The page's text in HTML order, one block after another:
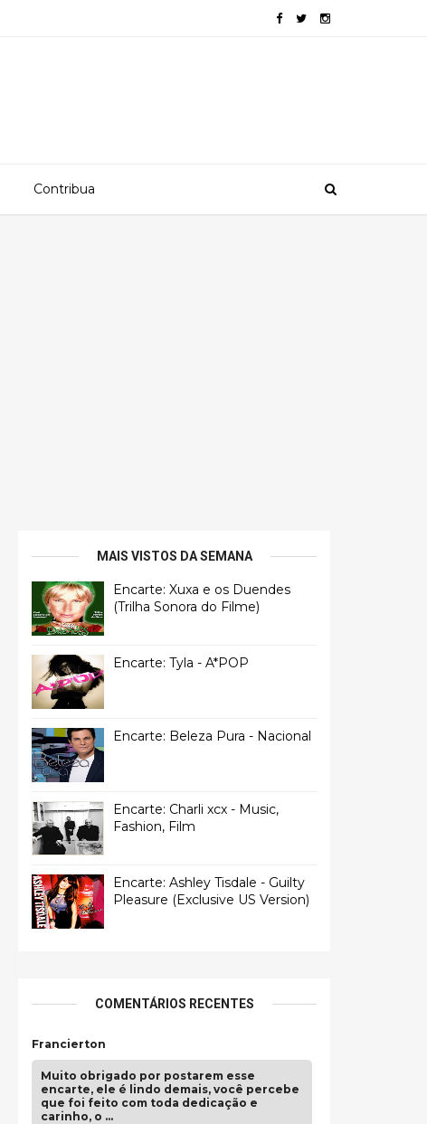
Contribua
MAIS VISTOS DA SEMANA
Encarte: Xuxa e os Duendes
(Trilha Sonora do Filme)
Encarte: Tyla - A*POP
Encarte: Beleza Pura - Nacional
Encarte: Charli xcx - Music,
Fashion, Film
Encarte: Ashley Tisdale - Guilty
Pleasure (Exclusive US Version)
COMENTÁRIOS RECENTES
Francierton
Muito obrigado por postarem esse
encarte, ele é lindo demais, você percebe
que foi feito com toda dedicação e
carinho, o …